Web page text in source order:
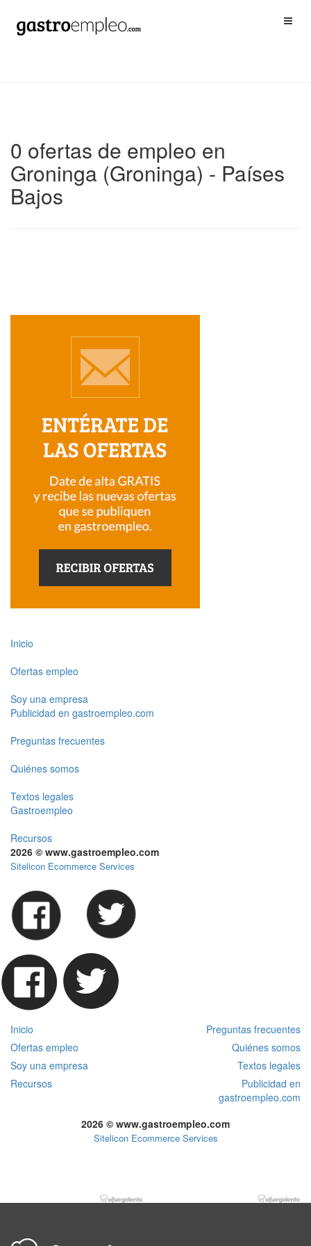
0 ofertas de empleo en
Groninga (Groninga) - Países
Bajos
Inicio
Ofertas empleo
Soy una empresa
Publicidad en gastroempleo.com
Preguntas frecuentes
Quiénes somos
Textos legales
Gastroempleo
Recursos
2026 © www.gastroempleo.com
Sitelicon Ecommerce Services
Inicio
Preguntas frecuentes
Ofertas empleo
Quiénes somos
Soy una empresa
Textos legales
Recursos
Publicidad en
gastroempleo.com
2026 © www.gastroempleo.com
Sitelicon Ecommerce Services